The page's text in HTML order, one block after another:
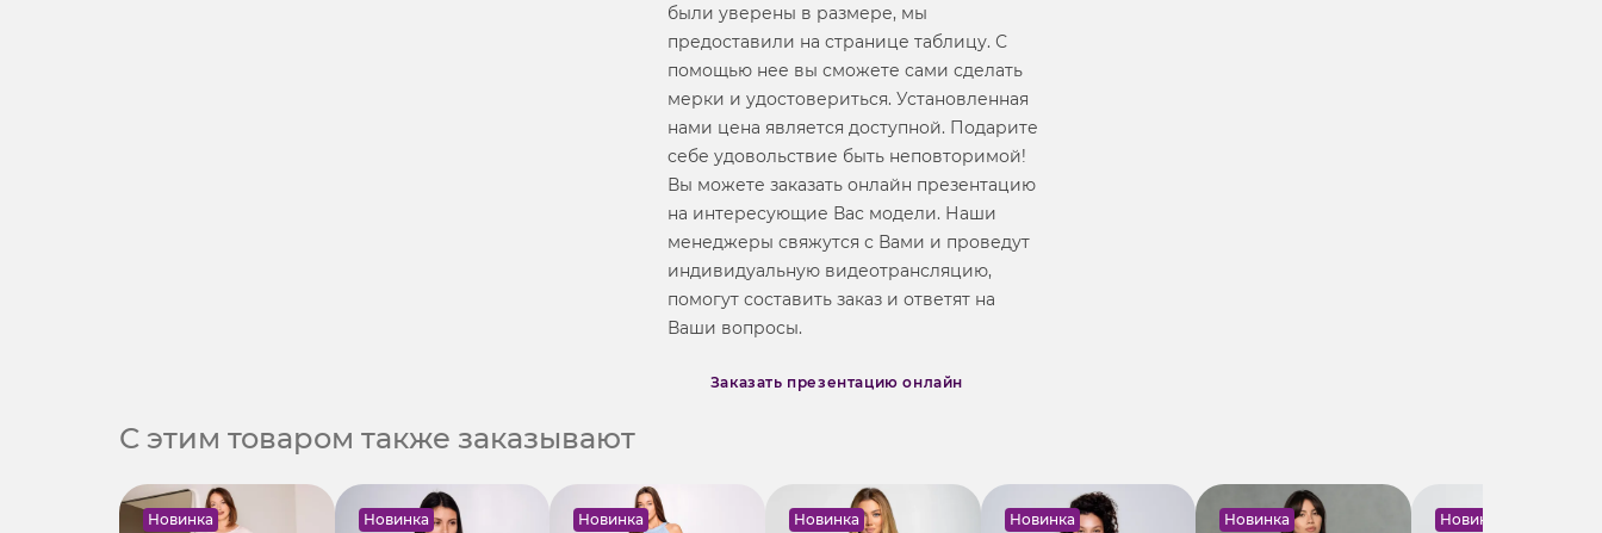
были уверены в размере, мы
предоставили на странице таблицу. С
помощью нее вы сможете сами сделать
мерки и удостовериться. Установленная
нами цена является доступной. Подарите
себе удовольствие быть неповторимой!
Вы можете заказать онлайн презентацию
на интересующие Вас модели. Наши
менеджеры свяжутся с Вами и проведут
индивидуальную видеотрансляцию,
помогут составить заказ и ответят на
Ваши вопросы.
Заказать презентацию онлайн
С этим товаром также заказывают
Новинка Новинка Новинка Новинка Новинка Новинка Новинка